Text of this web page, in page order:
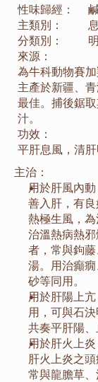
性味歸經：
主類別：
分類別：
來源：
為牛科動物賽
主產於新疆、
最佳。捕後鋸
汁。
功效：
平肝息風，清肝
主治：
用於肝風內
善入肝，有
熱極生風，
治溫熱病熱
者，常與鉤
湯。用治癲
砂等同用。
用於肝陽上
用，可與石
共奏平肝陽、
用於肝火上
肝火上炎之
常與龍膽草、